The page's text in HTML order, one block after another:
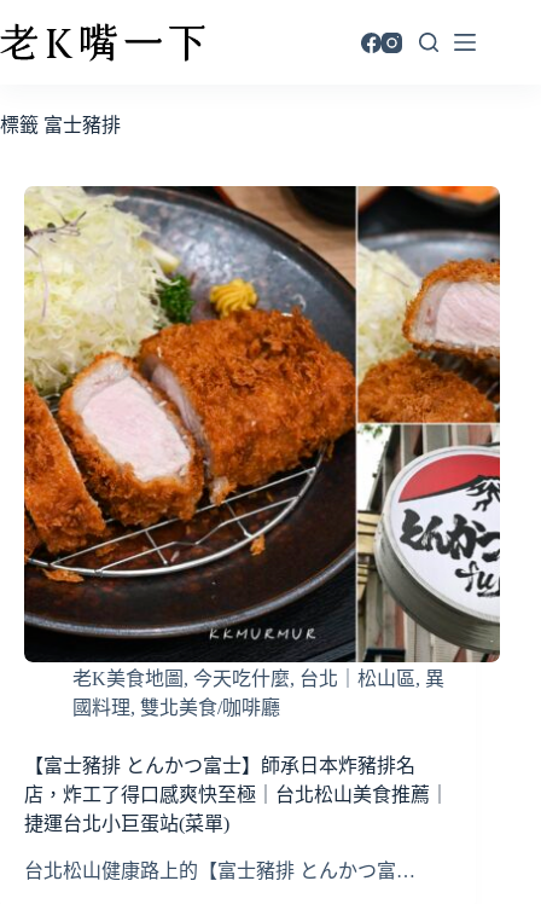
標籤 富士豬排
老K美食地圖 , 今天吃什麼, 台北｜松山區, 異
國料理, 雙北美食/咖啡廳
【富士豬排 とんかつ富士】師承日本炸豬排名
店，炸工了得口感爽快至極｜台北松山美食推薦｜
捷運台北小巨蛋站(菜單)
台北松山健康路上的【富士豬排 とんかつ富…